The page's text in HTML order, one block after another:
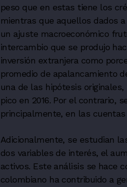
peso que en estas tiene los
mientras que aquellos dados
un ajuste macroeconómico
intercambio que se produjo
inversión extranjera como
promedio de apalancamiento
una de las hipótesis
pico en 2016. Por el contrario,
principalmente, en las
Adicionalmente, se estudian
dos variables de interés, el
activos. Este análisis se hace
colombiano ha contribuido a